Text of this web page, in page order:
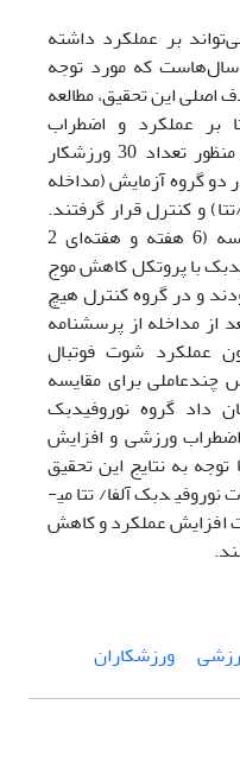
بر عملکرد داشته
که مورد توجه
این تحقیق، مطالعه
بر عملکرد و اضطراب
فوتبالیست‌های جوان بود. بدین منظور تعداد 30 ورزشکار
گروه آزمایش (مداخله
و کنترل قرار گرفتند.
ورزشکاران گروه آزمایش، 12جلسه (6 هفته و هفته‌ای 2
با پروتکل کاهش موج
و در گروه کنترل هیچ
از مداخله از پرسشنامه
عملکرد شوت فوتبال
چندعاملی برای مقایسه
داد گروه نوروفیدبک
ورزشی و افزایش
به نتایج این تحقیق
می‌توان نتیجه گرفت که تمرینات نوروفیدبک آلفا/تتا می­
افزایش عملکرد و کاهش
ورزشکاران